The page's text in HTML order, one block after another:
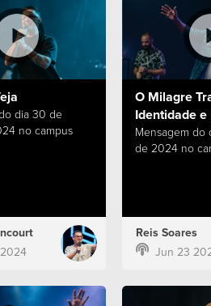
dia 30 de
no campus
O Milagre
Identidade
Mensagem do
de 2024 no
Reis Soares
Jun 23